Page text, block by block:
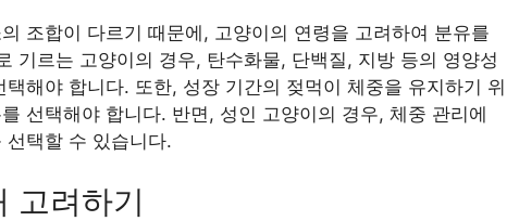
조합이 다르기 때문에, 고양이의 연령을 고려하여 분유를
기르는 고양이의 경우, 탄수화물, 단백질, 지방 등의 영양성
해야 합니다. 또한, 성장 기간의 젖먹이 체중을 유지하기 위
선택해야 합니다. 반면, 성인 고양이의 경우, 체중 관리에
택할 수 있습니다.
고려하기